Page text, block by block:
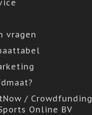
vragen
/ Crowdfunding
Online BV